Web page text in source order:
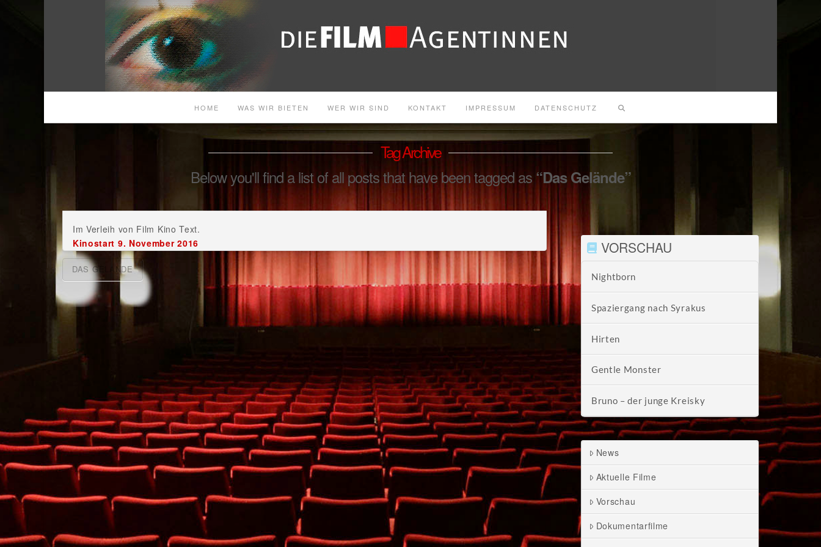
HOME WAS WIR BIETEN WER WIR SIND KONTAKT IMPRESSUM DATENSCHUTZ
Tag Archive
Below you'll find a list of all posts that have been tagged as “Das Gelände”
Im Verleih von Film Kino Text.
Kinostart 9. November 2016
DAS GELÄNDE
VORSCHAU
Nightborn
Spaziergang nach Syrakus
Hirten
Gentle Monster
Bruno – der junge Kreisky
News
Aktuelle Filme
Vorschau
Dokumentarfilme